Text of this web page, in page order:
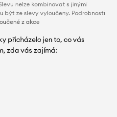
nelze kombinovat s jinými
být ze slevy vyloučeny. Podrobnosti
z akce
přicházelo jen to, co vás
zda vás zajímá: